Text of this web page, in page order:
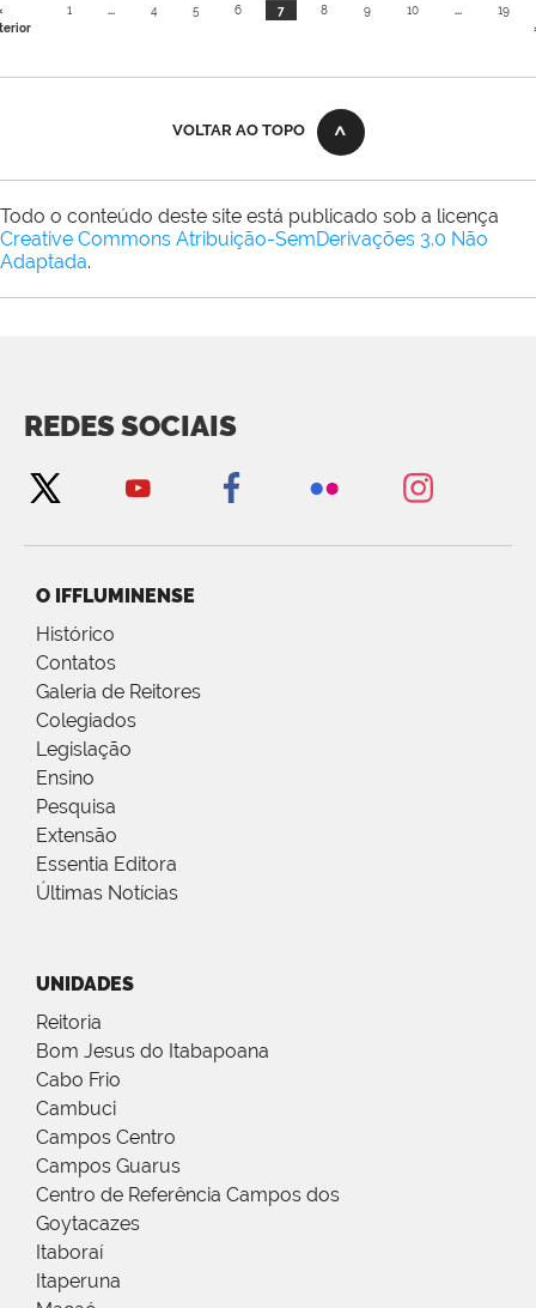
1 ... 4 5 6 7 8 9 10 ...
19
VOLTAR AO TOPO
Todo o conteúdo deste site está publicado sob a licença
Creative Commons Atribuição-SemDerivações 3.0 Não
Adaptada.
REDES SOCIAIS
O IFFLUMINENSE
Histórico
Contatos
Galeria de Reitores
Colegiados
Legislação
Ensino
Pesquisa
Extensão
Essentia Editora
Últimas Notícias
UNIDADES
Reitoria
Bom Jesus do Itabapoana
Cabo Frio
Cambuci
Campos Centro
Campos Guarus
Centro de Referência Campos dos
Goytacazes
Itaboraí
Itaperuna